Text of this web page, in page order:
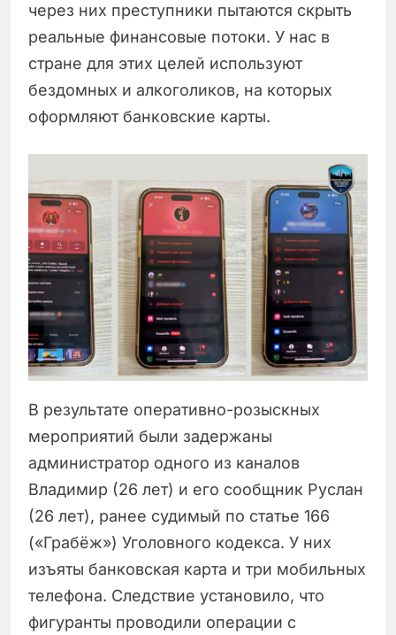
через них преступники пытаются скрыть
реальные финансовые потоки. У нас в
стране для этих целей используют
бездомных и алкоголиков, на которых
оформляют банковские карты.
В результате оперативно-розыскных
мероприятий были задержаны
администратор одного из каналов
Владимир (26 лет) и его сообщник Руслан
(26 лет), ранее судимый по статье 166
(«Грабёж») Уголовного кодекса. У них
изъяты банковская карта и три мобильных
телефона. Следствие установило, что
фигуранты проводили операции с